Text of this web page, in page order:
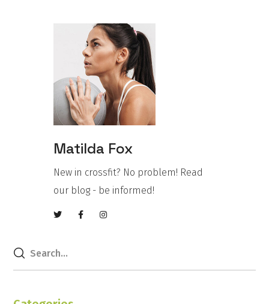
Matilda Fox
New in crossfit? No problem! Read
our blog - be informed!